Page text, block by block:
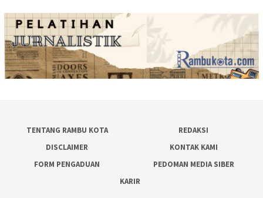
TENTANG RAMBU KOTA
REDAKSI
DISCLAIMER
KONTAK KAMI
FORM PENGADUAN
PEDOMAN MEDIA SIBER
KARIR